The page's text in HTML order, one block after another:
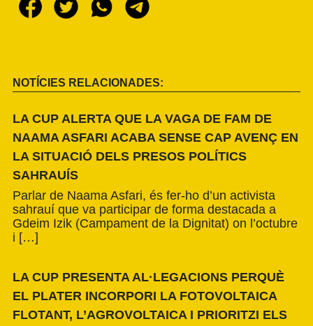
NOTÍCIES RELACIONADES:
LA CUP ALERTA QUE LA VAGA DE FAM DE
NAAMA ASFARI ACABA SENSE CAP AVENÇ EN
LA SITUACIÓ DELS PRESOS POLÍTICS
SAHRAUÍS
Parlar de Naama Asfari, és fer-ho d’un activista
sahrauí que va participar de forma destacada a
Gdeim Izik (Campament de la Dignitat) on l’octubre
i […]
LA CUP PRESENTA AL·LEGACIONS PERQUÈ
EL PLATER INCORPORI LA FOTOVOLTAICA
FLOTANT, L’AGROVOLTAICA I PRIORITZI ELS